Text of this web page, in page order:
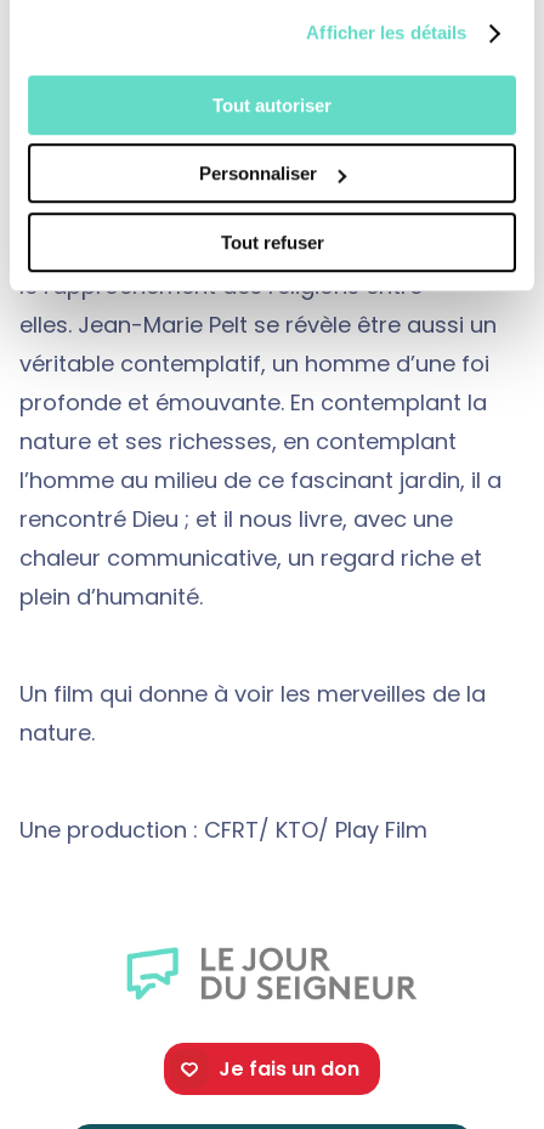
Afficher les détails
Tout autoriser
Personnaliser
Tout refuser
valeurs étant identiques à celle de l’écologie.
Dans tous les textes sacrés existe cette idée
que l’homme ne doit pas être un profiteur de
la nature, ne doit pas s’enrichir sinon de
valeurs spirituelles. La valeur du
développement durable doit ainsi permettre
le rapprochement des religions entre
elles. Jean-Marie Pelt se révèle être aussi un
véritable contemplatif, un homme d’une foi
profonde et émouvante. En contemplant la
nature et ses richesses, en contemplant
l’homme au milieu de ce fascinant jardin, il a
rencontré Dieu ; et il nous livre, avec une
chaleur communicative, un regard riche et
plein d’humanité.
Un film qui donne à voir les merveilles de la
nature.
Une production : CFRT/ KTO/ Play Film
Je fais un don